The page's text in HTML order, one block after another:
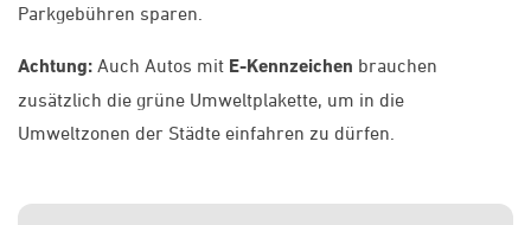
Parkgebühren sparen.
Achtung: Auch Autos mit E-Kennzeichen brauchen
zusätzlich die grüne Umweltplakette, um in die
Umweltzonen der Städte einfahren zu dürfen.